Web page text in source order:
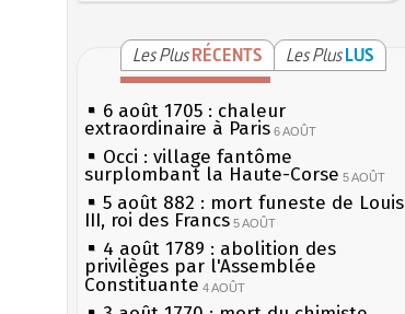
Les Plus RÉCENTS Les Plus LUS
6 août 1705 : chaleur
extraordinaire à Paris 6 AOÛT
Occi : village fantôme
surplombant la Haute-Corse 5 AOÛT
5 août 882 : mort funeste de Louis
III, roi des Francs 5 AOÛT
4 août 1789 : abolition des
privilèges par l'Assemblée
Constituante 4 AOÛT